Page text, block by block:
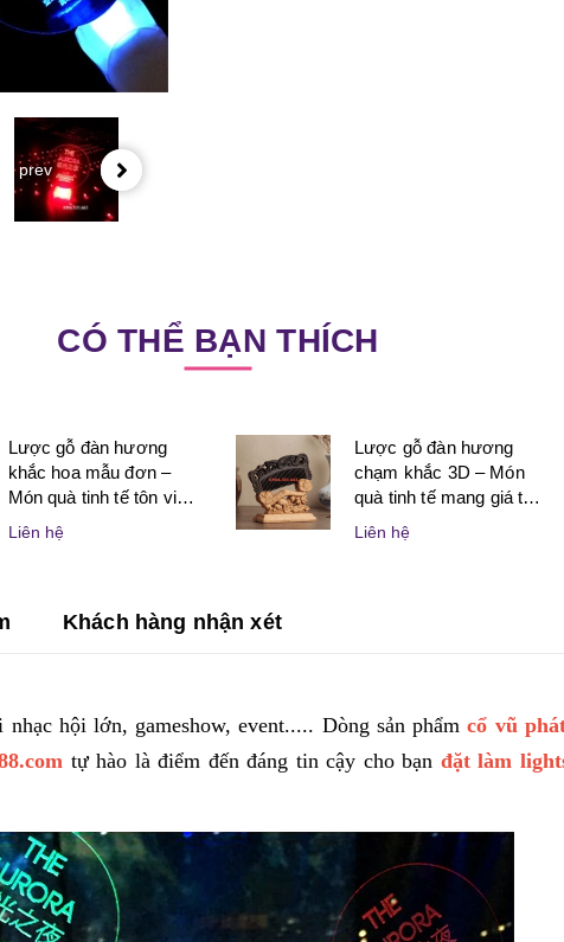
prev
CÓ THỂ BẠN THÍCH
Lược gỗ đàn hương
khắc hoa mẫu đơn –
Món quà tinh tế tôn vinh
vẻ đẹp và sự may mắn
dành cho phụ nữ
Liên hệ
Lược gỗ đàn hương
chạm khắc 3D – Món
quà tinh tế mang giá trị
nghệ thuật và ý nghĩa
dành tặng người thân
Liên hệ
Khách hàng nhận xét
hội lớn, gameshow, event..... Dòng sản phẩmcổ vũ
tự hào là điểm đến đáng tin cậy cho bạn đặt làm